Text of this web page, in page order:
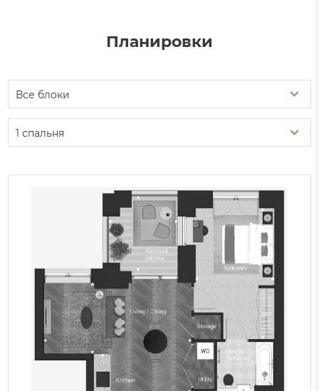
Планировки
Все блоки
1 спальня